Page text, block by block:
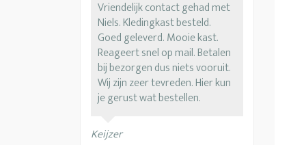
Vriendelijk contact gehad met
Niels. Kledingkast besteld.
Goed geleverd. Mooie kast.
Reageert snel op mail. Betalen
bij bezorgen dus niets vooruit.
Wij zijn zeer tevreden. Hier kun
je gerust wat bestellen.
Keijzer